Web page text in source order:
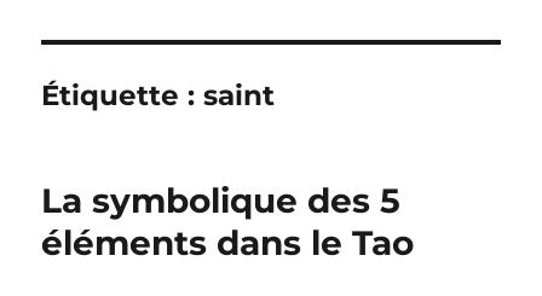
Étiquette :saint
La symbolique des 5
éléments dans le Tao